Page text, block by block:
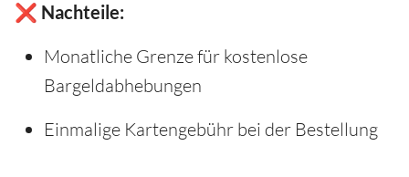
❌ Nachteile:
Monatliche Grenze für kostenlose
Bargeldabhebungen
Einmalige Kartengebühr bei der Bestellung